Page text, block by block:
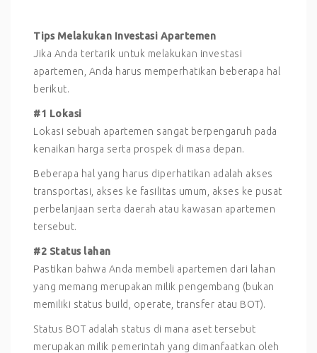
Tips Melakukan Investasi Apartemen
Jika Anda tertarik untuk melakukan investasi
apartemen, Anda harus memperhatikan beberapa hal
berikut.
#1 Lokasi
Lokasi sebuah apartemen sangat berpengaruh pada
kenaikan harga serta prospek di masa depan.
Beberapa hal yang harus diperhatikan adalah akses
transportasi, akses ke fasilitas umum, akses ke pusat
perbelanjaan serta daerah atau kawasan apartemen
tersebut.
#2 Status lahan
Pastikan bahwa Anda membeli apartemen dari lahan
yang memang merupakan milik pengembang (bukan
memiliki status build, operate, transfer atau BOT).
Status BOT adalah status di mana aset tersebut
merupakan milik pemerintah yang dimanfaatkan oleh